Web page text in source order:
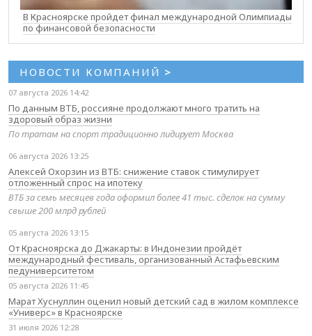
В Красноярске пройдет финал международной Олимпиады
по финансовой безопасности
НОВОСТИ КОМПАНИЙ >
07 августа 2026 14:42
По данным ВТБ, россияне продолжают много тратить на
здоровый образ жизни
По тратам на спорт традиционно лидирует Москва
06 августа 2026 13:25
Алексей Охорзин из ВТБ: снижение ставок стимулирует
отложенный спрос на ипотеку
ВТБ за семь месяцев года оформил более 41 тыс. сделок на сумму
свыше 200 млрд рублей
05 августа 2026 13:15
От Красноярска до Джакарты: в Индонезии пройдёт
международный фестиваль, организованный Астафьевским
педуниверситетом
05 августа 2026 11:45
Марат Хуснуллин оценил новый детский сад в жилом комплексе
«Универс» в Красноярске
31 июля 2026 12:28